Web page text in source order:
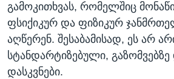
გამოკითხვას, რომელშიც
ფსიქიკურ და ფიზიკურ
აღწერენ. შესაბამისად, ეს არ
სტანდარტიზებული,
დასკვნები.